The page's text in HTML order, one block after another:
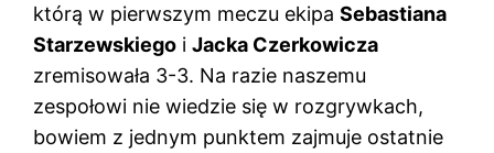
którą w pierwszym meczu ekipaSebastiana
Starzewskiego iJacka Czerkowicza
zremisowała 3-3. Na razie naszemu
zespołowi nie wiedzie się w rozgrywkach,
bowiem z jednym punktem zajmuje ostatnie